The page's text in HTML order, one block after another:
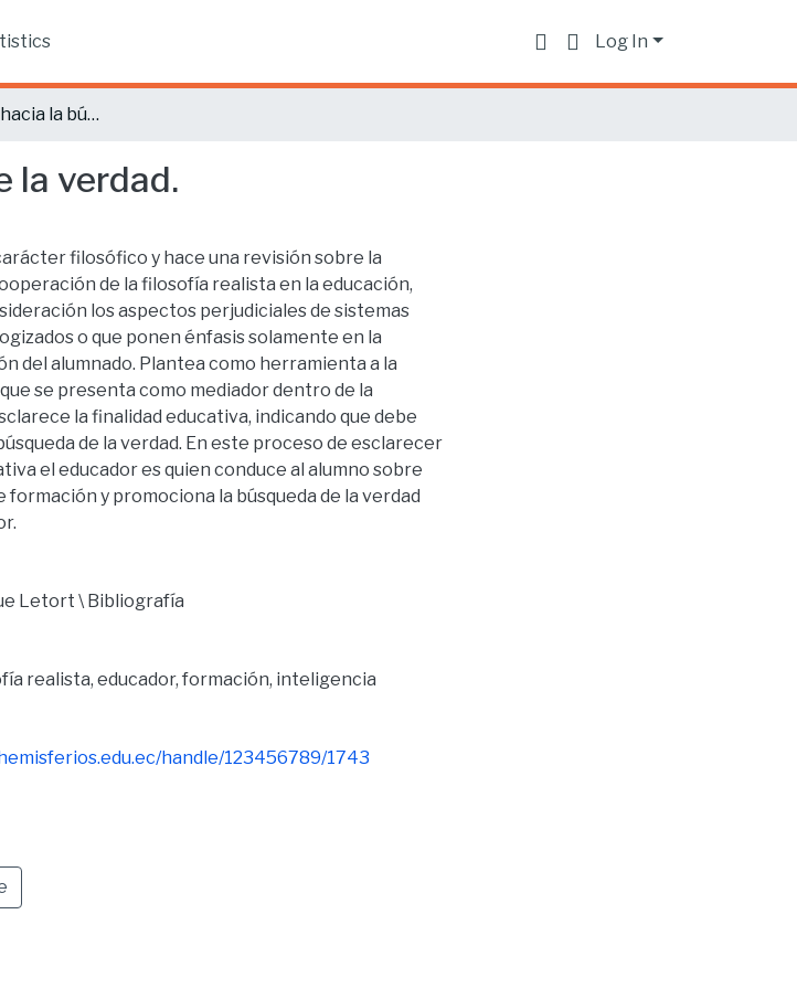
Log In
La educación hacia la búsqueda de la verdad.
la verdad.
filosófico y hace una revisión sobre la
de la filosofía realista en la educación,
los aspectos perjudiciales de sistemas
o que ponen énfasis solamente en la
del alumnado. Plantea como herramienta a la
se presenta como mediador dentro de la
la finalidad educativa, indicando que debe
de la verdad. En este proceso de esclarecer
el educador es quien conduce al alumno sobre
formación y promociona la búsqueda de la verdad
Letort \ Bibliografía
realista, educador, formación, inteligencia
handle/123456789/1743